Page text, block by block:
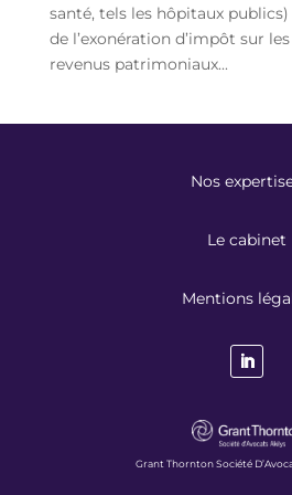
santé, tels les hôpitaux
de l’exonération d’impôt sur
revenus patrimoniaux...
Nos
Le cabinet
Mentions
Grant Thornton Société